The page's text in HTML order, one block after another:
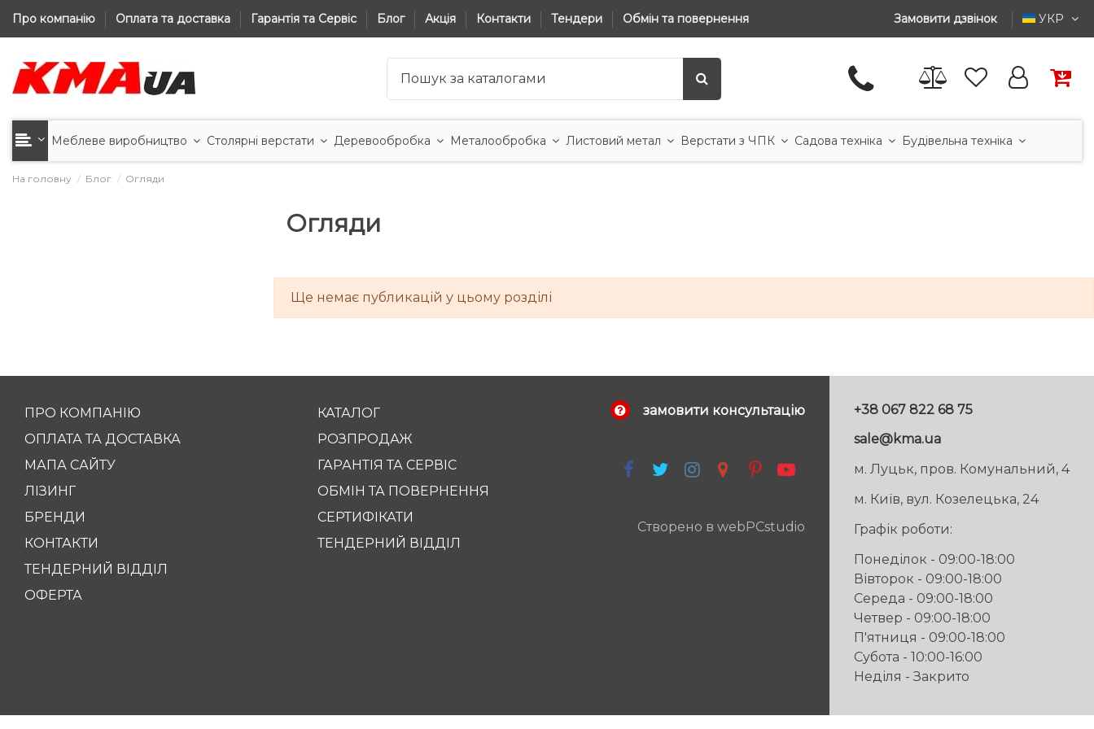
Про компанію Оплата та доставка Гарантія та Сервіс Блог Акція Контакти Тендери Обмін та повернення Замовити дзвінок УКР
Меблеве виробництво Столярні верстати Деревообробка Металообробка Листовий метал Верстати з ЧПК Садова техніка Будівельна техніка
На головну Блог Огляди
Огляди
Ще немає публикацій у цьому розділі
ПРО КОМПАНІЮ
ОПЛАТА ТА ДОСТАВКА
МАПА САЙТУ
ЛІЗИНГ
БРЕНДИ
КОНТАКТИ
ТЕНДЕРНИЙ ВІДДІЛ
ОФЕРТА
КАТАЛОГ
РОЗПРОДАЖ
ГАРАНТІЯ ТА СЕРВІС
ОБМІН ТА ПОВЕРНЕННЯ
СЕРТИФІКАТИ
ТЕНДЕРНИЙ ВІДДІЛ
замовити консультацію
Створено в webPCstudio
+38 067 822 68 75
sale@kma.ua
м. Луцьк, пров. Комунальний, 4
м. Київ, вул. Козелецька, 24
Графік роботи:
Понеділок - 09:00-18:00
Вівторок - 09:00-18:00
Середа - 09:00-18:00
Четвер - 09:00-18:00
П'ятниця - 09:00-18:00
Субота - 10:00-16:00
Неділя - Закрито